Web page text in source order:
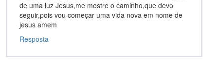
de uma luz Jesus,me mostre o caminho,que devo
seguir,pois vou começar uma vida nova em nome de
jesus amem
Resposta